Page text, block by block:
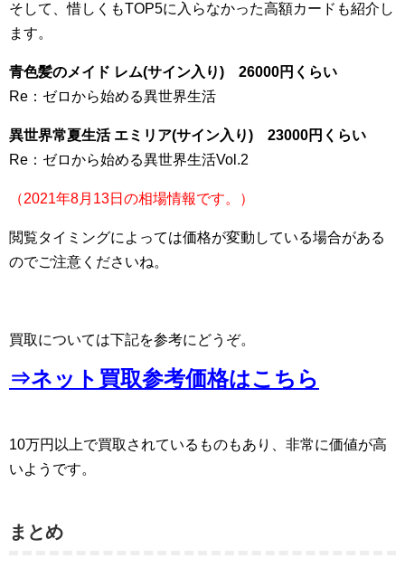
そして、惜しくもTOP5に入らなかった高額カードも紹介し
ます。
青色髪のメイド レム(サイン入り) 26000円くらい
Re：ゼロから始める異世界生活
異世界常夏生活 エミリア(サイン入り) 23000円くらい
Re：ゼロから始める異世界生活Vol.2
（2021年8月13日の相場情報です。）
閲覧タイミングによっては価格が変動している場合がある
のでご注意くださいね。
買取については下記を参考にどうぞ。
⇒ネット買取参考価格はこちら
10万円以上で買取されているものもあり、非常に価値が高
いようです。
まとめ